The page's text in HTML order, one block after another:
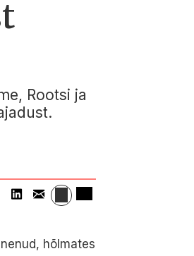
Rootsi ja
hõlmates